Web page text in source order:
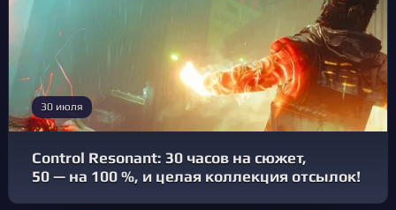
30 июля
Control Resonant: 30 часов на сюжет,
50 — на 100 %, и целая коллекция отсылок!